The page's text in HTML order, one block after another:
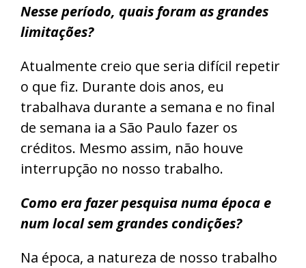
Nesse período, quais foram as grandes
limitações?
Atualmente creio que seria difícil repetir
o que fiz. Durante dois anos, eu
trabalhava durante a semana e no final
de semana ia a São Paulo fazer os
créditos. Mesmo assim, não houve
interrupção no nosso trabalho.
Como era fazer pesquisa numa época e
num local sem grandes condições?
Na época, a natureza de nosso trabalho